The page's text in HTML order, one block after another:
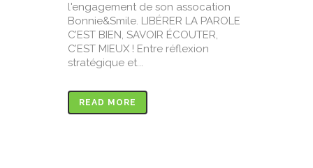
l'engagement de son assocation
Bonnie&Smile. LIBÉRER LA PAROLE
C’EST BIEN, SAVOIR ÉCOUTER,
C’EST MIEUX ! Entre réflexion
stratégique et...
READ MORE